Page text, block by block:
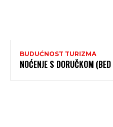
BUDUĆNOST TURIZMA
NOĆENJE S DORUČKOM